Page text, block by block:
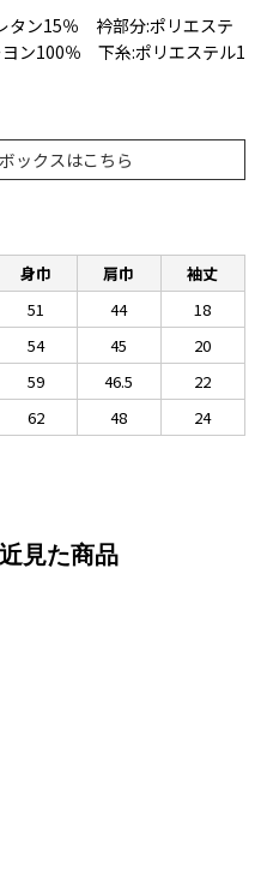
ン15％ 衿部分:ポリエステ
ン100％ 下糸:ポリエステル1
ックスはこちら
身巾 肩巾
袖丈
51 44
18
54 45
20
59 46.5
22
62 48 24
見た商品